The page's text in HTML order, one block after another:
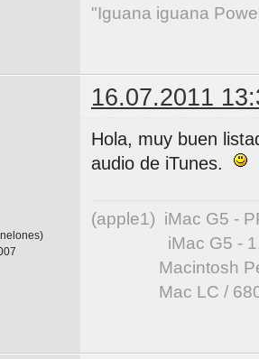
"Iguana iguana
16.07.2011
Hola, muy buen
audio de iTunes.
(apple1) iMac G5 -
iMac G5 - 1.83
Macintosh
Mac LC / 68020